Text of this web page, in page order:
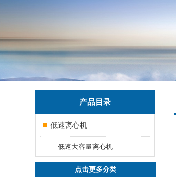
产品目录
低速离心机
低速大容量离心机
点击更多分类